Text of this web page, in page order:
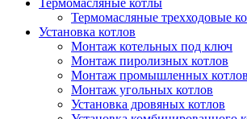
Термомасляные котлы
Термомасляные трехходовые
Установка котлов
Монтаж котельных под ключ
Монтаж пиролизных котлов
Монтаж промышленных котлов
Монтаж угольных котлов
Установка дровяных котлов